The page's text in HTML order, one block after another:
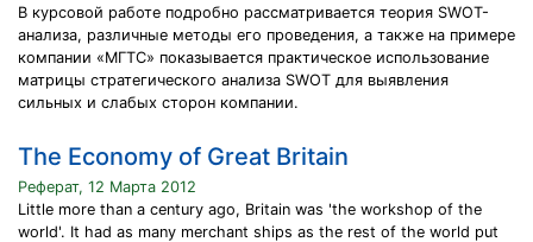
В курсовой работе подробно рассматривается теория SWOT-
анализа, различные методы его проведения, а также на примере
компании «МГТС» показывается практическое использование
матрицы стратегического анализа SWOT для выявления
сильных и слабых сторон компании.
The Economy of Great Britain
Реферат, 12 Марта 2012
Little more than a century ago, Britain was 'the workshop of the
world'. It had as many merchant ships as the rest of the world put